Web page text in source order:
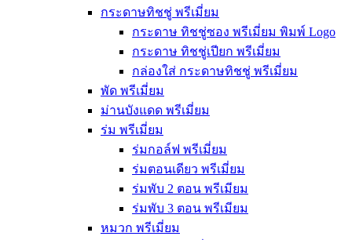
กระดาษทิชชู่ พรีเมี่ยม
กระดาษ ทิชชู่ซอง พรีเมี่ยม พิมพ์ Logo
กระดาษ ทิชชู่เปียก พรีเมี่ยม
กล่องใส่ กระดาษทิชชู่ พรีเมี่ยม
พัด พรีเมี่ยม
ม่านบังแดด พรีเมี่ยม
ร่ม พรีเมี่ยม
ร่มกอล์ฟ พรีเมี่ยม
ร่มตอนเดียว พรีเมี่ยม
ร่มพับ 2 ตอน พรีเมียม
ร่มพับ 3 ตอน พรีเมียม
หมวก พรีเมี่ยม